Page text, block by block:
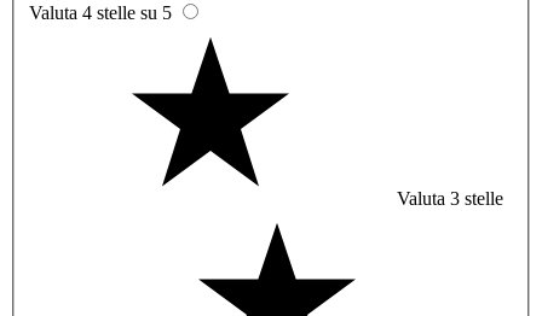
Valuta 4 stelle su 5
Valuta 3 stelle